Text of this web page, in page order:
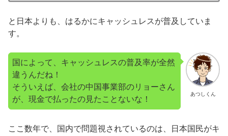
と日本よりも、はるかにキャッシュレスが普及していま
す。
あつしくん
国によって、キャッシュレスの普及率が全然
違うんだね！
そういえば、会社の中国事業部のリョーさん
が、現金で払ったの見たことないな！
ここ数年で、国内で問題視されているのは、日本国民がキ